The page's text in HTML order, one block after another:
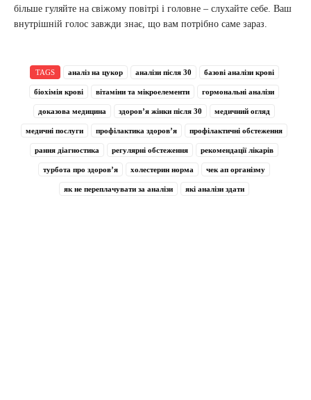
більше гуляйте на свіжому повітрі і головне – слухайте себе. Ваш
внутрішній голос завжди знає, що вам потрібно саме зараз.
TAGS аналіз на цукор аналізи після 30 базові аналізи крові
біохімія крові вітаміни та мікроелементи гормональні аналізи
доказова медицина здоров’я жінки після 30 медичний огляд
медичні послуги профілактика здоров’я профілактичні обстеження
рання діагностика регулярні обстеження рекомендації лікарів
турбота про здоров’я холестерин норма чек ап організму
як не переплачувати за аналізи які аналізи здати